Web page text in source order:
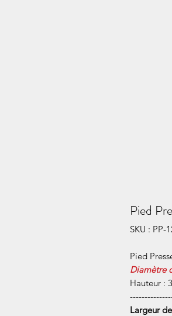
Pied
SKU : PP-
Pied
Diamètre
Hauteur :
Largeur